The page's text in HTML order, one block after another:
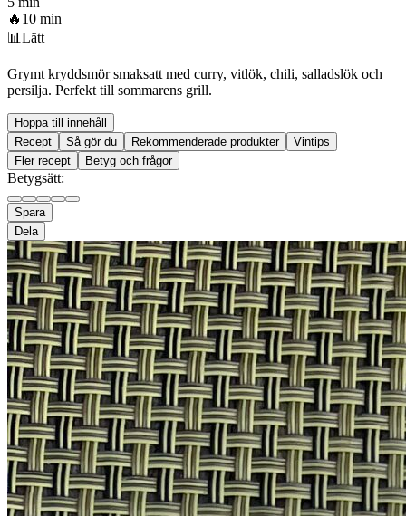
🔥 10 min
📊 Lätt
Grymt kryddsmör smaksatt med curry, vitlök, chili, salladslök och
persilja. Perfekt till sommarens grill.
Hoppa till innehåll
Recept
Så gör du Rekommenderade produkter
Vintips
Fler recept
Betyg och frågor
Betygsätt:
Spara
Dela